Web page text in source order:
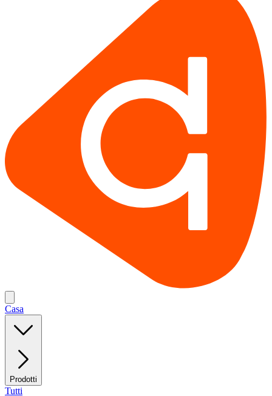
Casa
Prodotti
Tutti